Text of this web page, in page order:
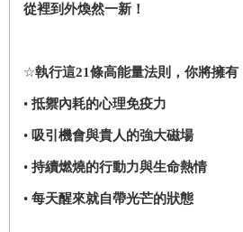
從裡到外煥然一新！
☆執行這21條高能量法則，你將擁有
• 抵禦內耗的心理免疫力
• 吸引機會與貴人的強大磁場
• 持續燃燒的行動力與生命熱情
• 每天醒來就自帶光芒的狀態